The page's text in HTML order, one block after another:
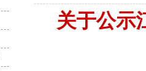
关于公示